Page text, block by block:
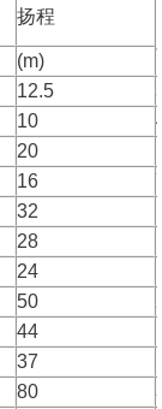
扬程
(m)
12.5
10
20
16
32
28
24
50
44
37
80